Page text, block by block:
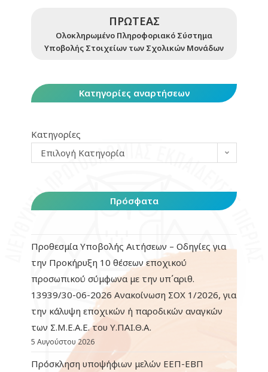
ΠΡΩΤΕΑΣ
Ολοκληρωμένο Πληροφοριακό Σύστημα
Υποβολής Στοιχείων των Σχολικών Μονάδων
Κατηγορίες αναρτήσεων
Κατηγορίες
Επιλογή Κατηγορία
Πρόσφατα
Προθεσμία Υποβολής Αιτήσεων – Οδηγίες για
την Προκήρυξη 10 θέσεων εποχικού
προσωπικού σύμφωνα με την υπ΄αριθ.
13939/30-06-2026 Ανακοίνωση ΣΟΧ 1/2026, για
την κάλυψη εποχικών ή παροδικών αναγκών
των Σ.Μ.Ε.Α.Ε. του Υ.ΠΑΙ.Θ.Α.
5 Αυγούστου 2026
Πρόσκληση υποψήφιων μελών ΕΕΠ-ΕΒΠ